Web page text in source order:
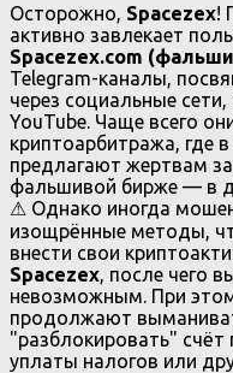
Осторожно, Spacezex!
активно завлекает
Spacezex.com
Telegram-каналы,
через социальные
YouTube. Чаще всего
криптоарбитража, где
предлагают жертвам
фальшивой бирже — в
⚠ Однако иногда
изощрённые методы,
внести свои
Spacezex, после чего
невозможным. При
продолжают
"разблокировать" счёт
уплаты налогов или